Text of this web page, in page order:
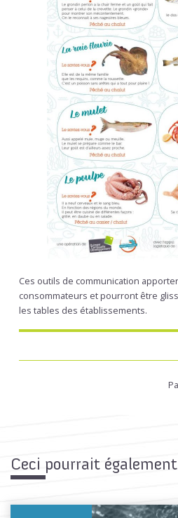
Ces outils de communication
consommateurs et pourront être
les tables des établissements.
Ceci pourrait